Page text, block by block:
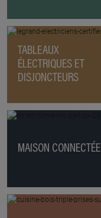
TABLEAUX
ÉLECTRIQUES ET
DISJONCTEURS
MAISON CONNECTÉE